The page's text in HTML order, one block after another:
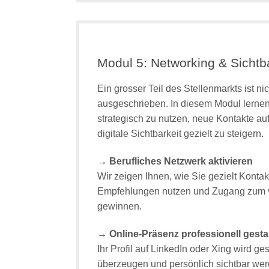
Modul 5: Networking &
Ein grosser Teil des Stellenmarkts ist
ausgeschrieben. In diesem Modul
strategisch zu nutzen, neue Kontakte
digitale Sichtbarkeit gezielt zu steigern.
→ Berufliches Netzwerk aktivieren
Wir zeigen Ihnen, wie Sie gezielt
Empfehlungen nutzen und Zugang
gewinnen.
→ Online-Präsenz professionell
Ihr Profil auf LinkedIn oder Xing wird
überzeugen und persönlich sichtbar